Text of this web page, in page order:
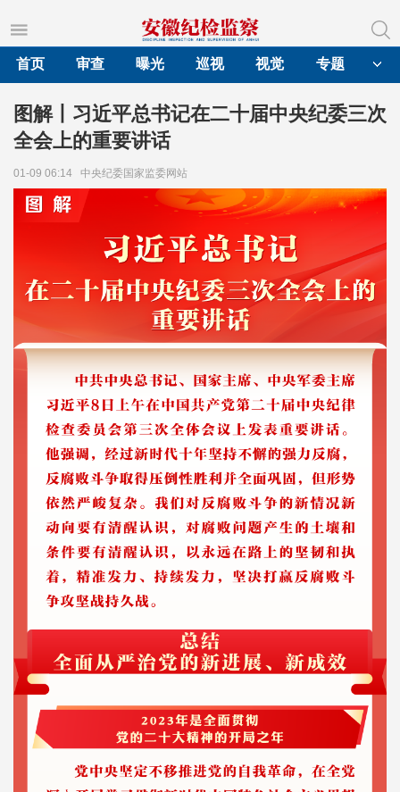
首页
审查 曝光 巡视 视觉 专题
图解丨习近平总书记在二十届中央纪委三次
全会上的重要讲话
01-09 06:14 中央纪委国家监委网站